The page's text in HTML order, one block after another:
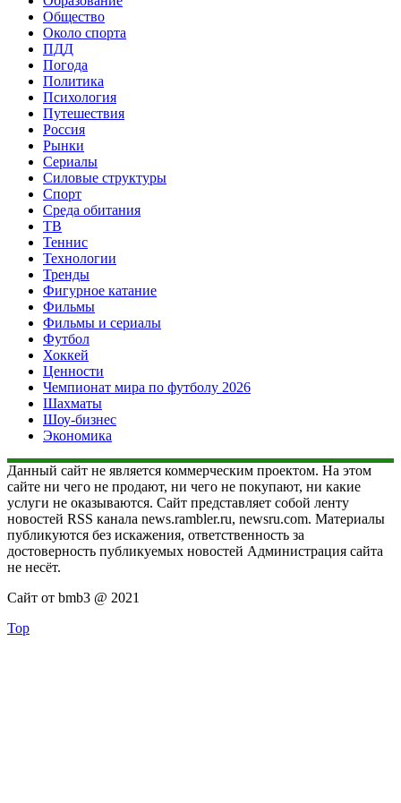
Общество
Около спорта
ПДД
Погода
Политика
Психология
Путешествия
Россия
Рынки
Сериалы
Силовые структуры
Спорт
Среда обитания
ТВ
Теннис
Технологии
Тренды
Фигурное катание
Фильмы
Фильмы и сериалы
Футбол
Хоккей
Ценности
Чемпионат мира по футболу 2026
Шахматы
Шоу-бизнес
Экономика
Данный сайт не является коммерческим проектом. На этом
сайте ни чего не продают, ни чего не покупают, ни какие
услуги не оказываются. Сайт представляет собой ленту
новостей RSS канала news.rambler.ru, newsru.com. Материалы
публикуются без искажения, ответственность за
достоверность публикуемых новостей Администрация сайта
не несёт.
Сайт от bmb3 @ 2021
Top